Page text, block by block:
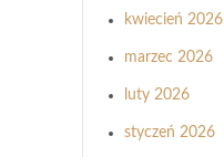
kwiecień 2026
marzec 2026
luty 2026
styczeń 2026